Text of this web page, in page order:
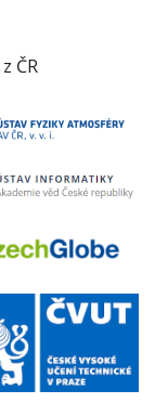
ČR